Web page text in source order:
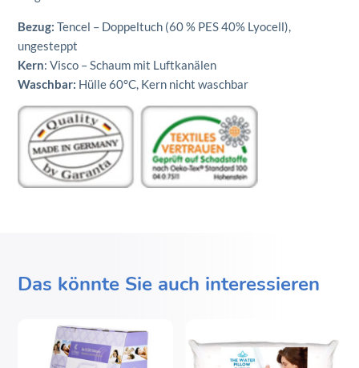
Bezug: Tencel – Doppeltuch (60 % PES 40% Lyocell),
ungesteppt
Kern: Visco – Schaum mit Luftkanälen
Waschbar: Hülle 60°C, Kern nicht waschbar
Das könnte Sie auch interessieren